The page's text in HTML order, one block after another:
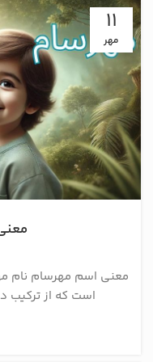
11
مهر
معنی اسم مهرسام نام
است که از ترکیب